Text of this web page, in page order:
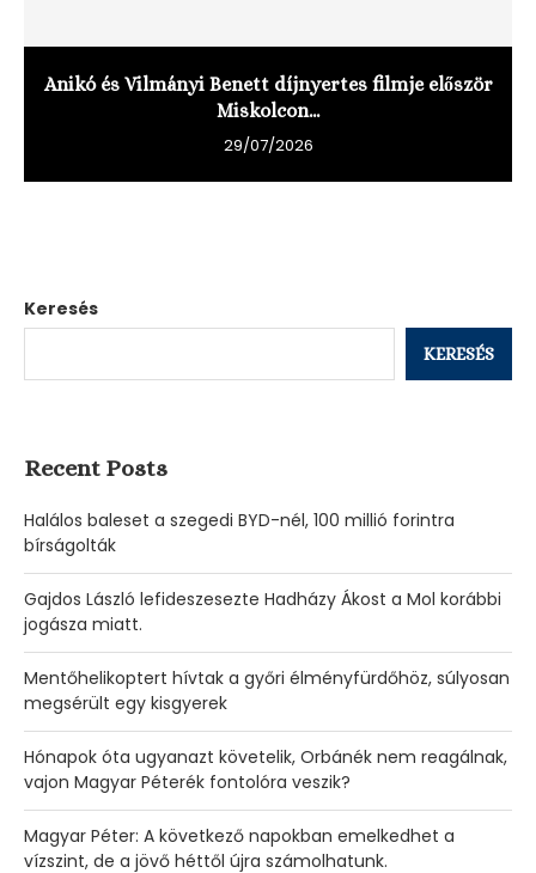
Anikó és Vilmányi Benett díjnyertes filmje először
Miskolcon...
29/07/2026
Keresés
KERESÉS
Recent Posts
Halálos baleset a szegedi BYD-nél, 100 millió forintra
bírságolták
Gajdos László lefideszesezte Hadházy Ákost a Mol korábbi
jogásza miatt.
Mentőhelikoptert hívtak a győri élményfürdőhöz, súlyosan
megsérült egy kisgyerek
Hónapok óta ugyanazt követelik, Orbánék nem reagálnak,
vajon Magyar Péterék fontolóra veszik?
Magyar Péter: A következő napokban emelkedhet a
vízszint, de a jövő héttől újra számolhatunk.